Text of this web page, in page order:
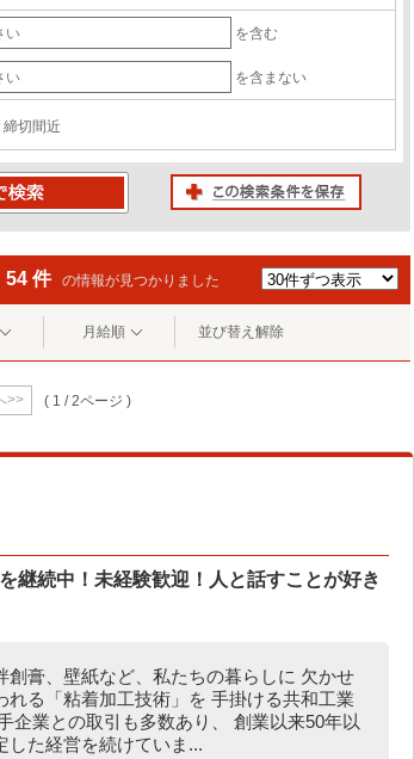
を含む
を含まない
締切間近
54 件 の情報が見つかりました
月給順 並び替え解除
>> ( 1 / 2ページ )
継続中！未経験歓迎！人と話すことが好き
創膏、壁紙など、私たちの暮らしに 欠かせ
れる「粘着加工技術」を 手掛ける共和工業
企業との取引も多数あり、 創業以来50年以
した経営を続けていま...